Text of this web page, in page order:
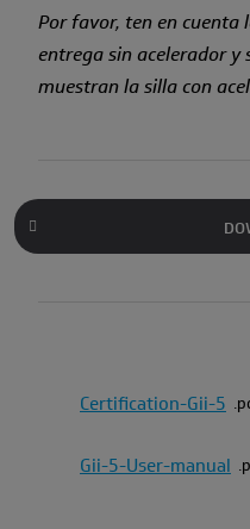
Por favor, ten en cuenta
entrega sin acelerador
muestran la silla con
Certification-Gii-5
Gii-5-User-manual